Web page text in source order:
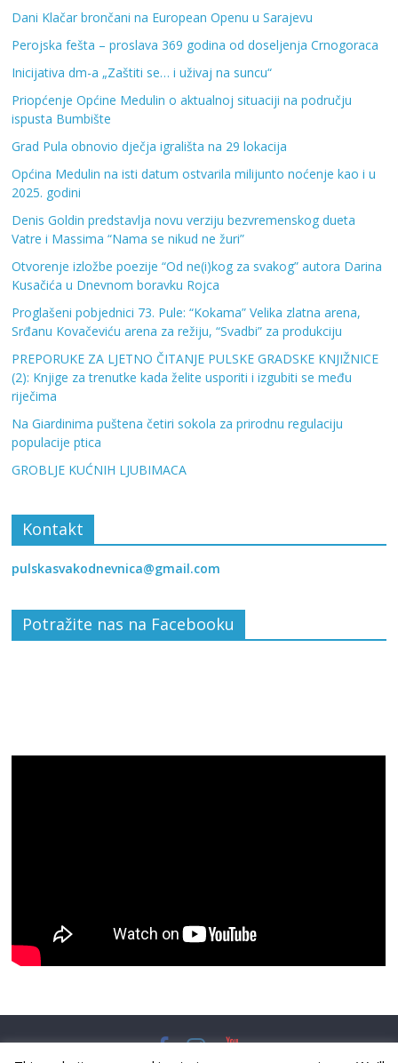
Dani Klačar brončani na European Openu u Sarajevu
Perojska fešta – proslava 369 godina od doseljenja Crnogoraca
Inicijativa dm-a „Zaštiti se… i uživaj na suncu“
Priopćenje Općine Medulin o aktualnoj situaciji na području
ispusta Bumbište
Grad Pula obnovio dječja igrališta na 29 lokacija
Općina Medulin na isti datum ostvarila milijunto noćenje kao i u
2025. godini
Denis Goldin predstavlja novu verziju bezvremenskog dueta
Vatre i Massima “Nama se nikud ne žuri”
Otvorenje izložbe poezije “Od ne(i)kog za svakog” autora Darina
Kusačića u Dnevnom boravku Rojca
Proglašeni pobjednici 73. Pule: “Kokama” Velika zlatna arena,
Srđanu Kovačeviću arena za režiju, “Svadbi” za produkciju
PREPORUKE ZA LJETNO ČITANJE PULSKE GRADSKE KNJIŽNICE
(2): Knjige za trenutke kada želite usporiti i izgubiti se među
riječima
Na Giardinima puštena četiri sokola za prirodnu regulaciju
populacije ptica
GROBLJE KUĆNIH LJUBIMACA
Kontakt
pulskasvakodnevnica@gmail.com
Potražite nas na Facebooku